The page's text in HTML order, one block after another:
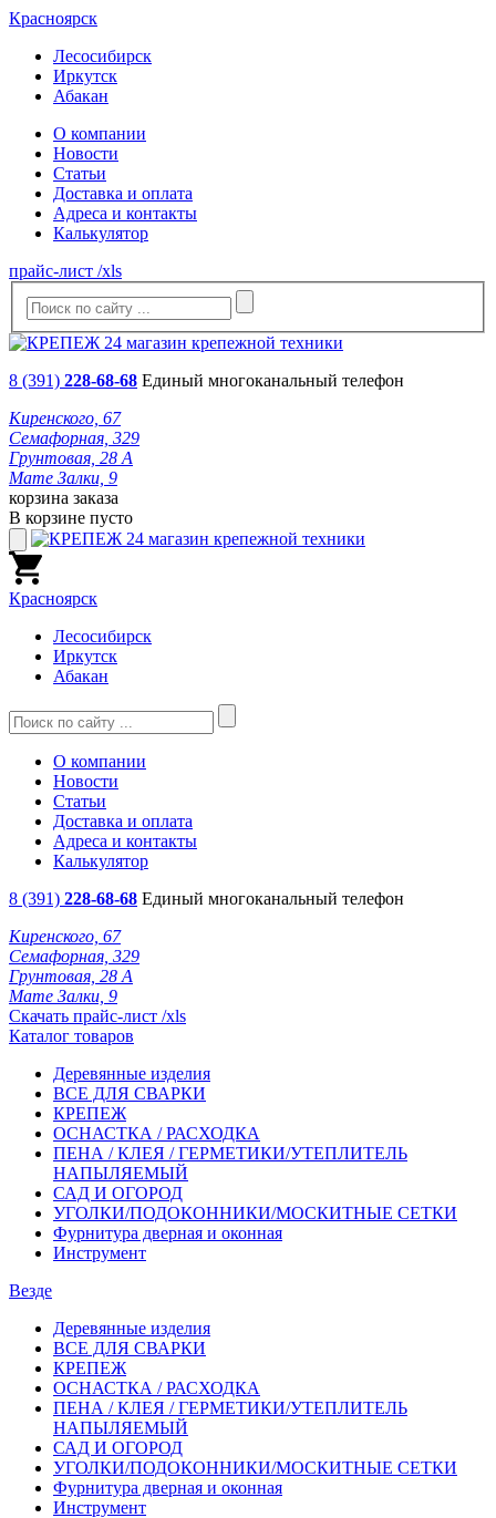
Красноярск
Лесосибирск
Иркутск
Абакан
О компании
Новости
Статьи
Доставка и оплата
Адреса и контакты
Калькулятор
прайс-лист /xls
8 (391) 228-68-68 Единый многоканальный телефон
Киренского, 67
Семафорная, 329
Грунтовая, 28 А
Мате Залки, 9
корзина заказа
В корзине пусто
Красноярск
Лесосибирск
Иркутск
Абакан
О компании
Новости
Статьи
Доставка и оплата
Адреса и контакты
Калькулятор
8 (391) 228-68-68 Единый многоканальный телефон
Киренского, 67
Семафорная, 329
Грунтовая, 28 А
Мате Залки, 9
Скачать прайс-лист /xls
Каталог товаров
Деревянные изделия
ВСЕ ДЛЯ СВАРКИ
КРЕПЕЖ
ОСНАСТКА / РАСХОДКА
ПЕНА / КЛЕЯ / ГЕРМЕТИКИ/УТЕПЛИТЕЛЬ
НАПЫЛЯЕМЫЙ
САД И ОГОРОД
УГОЛКИ/ПОДОКОННИКИ/МОСКИТНЫЕ СЕТКИ
Фурнитура дверная и оконная
Инструмент
Везде
Деревянные изделия
ВСЕ ДЛЯ СВАРКИ
КРЕПЕЖ
ОСНАСТКА / РАСХОДКА
ПЕНА / КЛЕЯ / ГЕРМЕТИКИ/УТЕПЛИТЕЛЬ
НАПЫЛЯЕМЫЙ
САД И ОГОРОД
УГОЛКИ/ПОДОКОННИКИ/МОСКИТНЫЕ СЕТКИ
Фурнитура дверная и оконная
Инструмент